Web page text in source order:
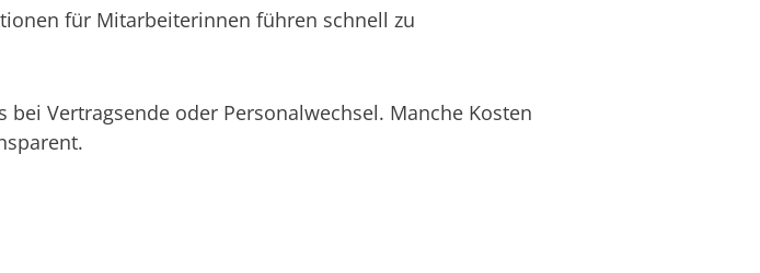
für Mitarbeiterinnen führen schnell zu
Vertragsende oder Personalwechsel. Manche Kosten